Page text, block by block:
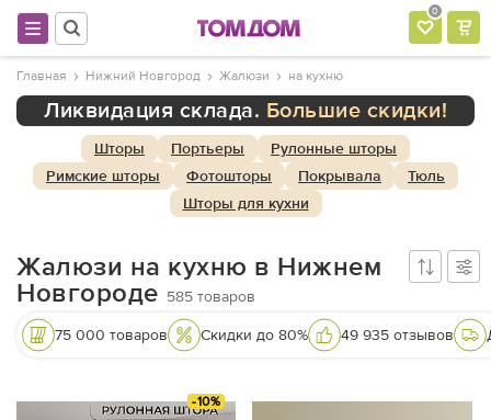
0
Главная Нижний Новгород Жалюзи на кухню
Ликвидация склада. Большие скидки!
Шторы Портьеры
Рулонные шторы
Римские шторы
Фотошторы Покрывала
Тюль
Шторы для кухни
Жалюзи на кухню в Нижнем
Новгороде 585 товаров
75 000 товаров Скидки до 80% 49 935 отзывов
-10%